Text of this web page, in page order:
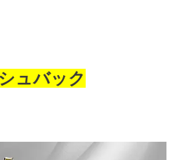
ュバック